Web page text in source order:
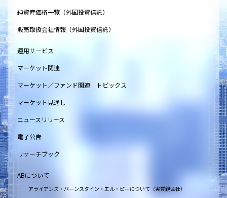
純資産価格一覧（外国投資信託）
販売取扱会社情報（外国投資信託）
運用サービス
マーケット関連
マーケット／ファンド関連 トピックス
マーケット見通し
ニュースリリース
電子公告
リサーチブック
ABについて
アライアンス・バーンスタイン・エル・ピーについて（実質親会社）